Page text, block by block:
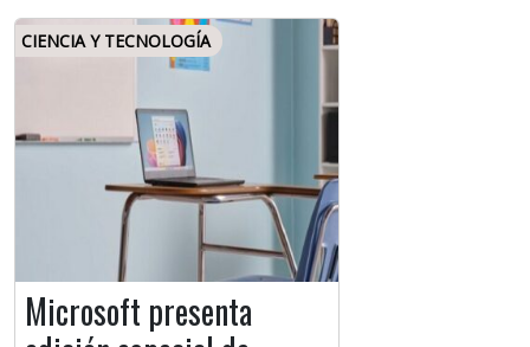
CIENCIA Y TECNOLOGÍA
Microsoft presenta